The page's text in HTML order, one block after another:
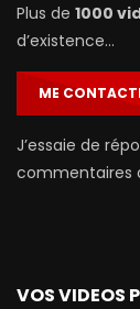
Plus de 1000
d’existence…
ME
J’essaie de
commentaires
VOS VIDEOS